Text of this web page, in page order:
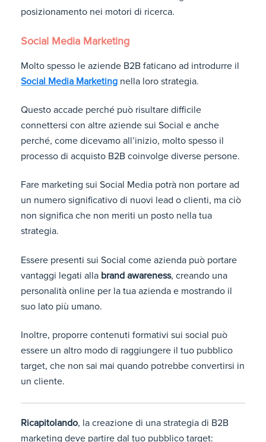
posizionamento nei motori di ricerca.
Social Media Marketing
Molto spesso le aziende B2B faticano ad introdurre il
Social Media Marketing nella loro strategia.
Questo accade perché può risultare difficile
connettersi con altre aziende sui Social e anche
perché, come dicevamo all’inizio, molto spesso il
processo di acquisto B2B coinvolge diverse persone.
Fare marketing sui Social Media potrà non portare ad
un numero significativo di nuovi lead o clienti, ma ciò
non significa che non meriti un posto nella tua
strategia.
Essere presenti sui Social come azienda può portare
vantaggi legati alla brand awareness, creando una
personalità online per la tua azienda e mostrando il
suo lato più umano.
Inoltre, proporre contenuti formativi sui social può
essere un altro modo di raggiungere il tuo pubblico
target, che non sai mai quando potrebbe convertirsi in
un cliente.
Ricapitolando, la creazione di una strategia di B2B
marketing deve partire dal tuo pubblico target: